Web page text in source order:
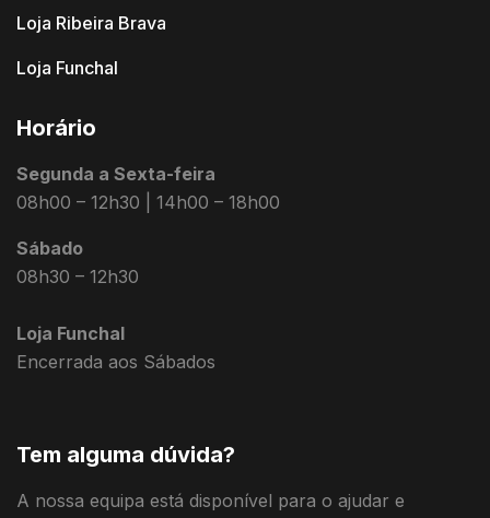
Loja Ribeira Brava
Loja Funchal
Horário
Segunda a Sexta-feira
08h00 – 12h30 | 14h00 – 18h00
Sábado
08h30 – 12h30
Loja Funchal
Encerrada aos Sábados
Tem alguma dúvida?
A nossa equipa está disponível para o ajudar e